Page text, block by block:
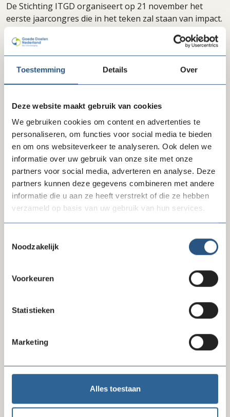
Toestemming Details Over
Deze website maakt gebruik van cookies
We gebruiken cookies om content en advertenties te
personaliseren, om functies voor social media te bieden
en om ons websiteverkeer te analyseren. Ook delen we
informatie over uw gebruik van onze site met onze
partners voor social media, adverteren en analyse. Deze
partners kunnen deze gegevens combineren met andere
informatie die u aan ze heeft verstrekt of die ze hebben
verzameld op basis van uw gebruik van hun services.
Noodzakelijk
Voorkeuren
Statistieken
Marketing
Alles toestaan
De Stichting ITGD organiseert op 21 november het
eerste jaarcongres die in het teken zal staan van impact.
een ‘save the date’ verstuurd.
Delen
Laatste nieuws
Reactie FD-artikel gegevensverzameling